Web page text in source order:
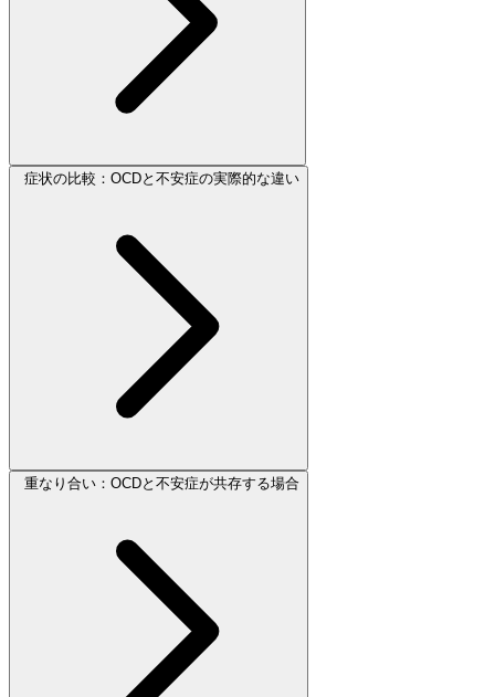
症状の比較：OCDと不安症の実際的な違い
重なり合い：OCDと不安症が共存する場合